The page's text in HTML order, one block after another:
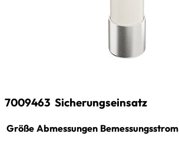
7009463 Sicherungseinsatz
Größe Abmessungen Bemessungsstrom